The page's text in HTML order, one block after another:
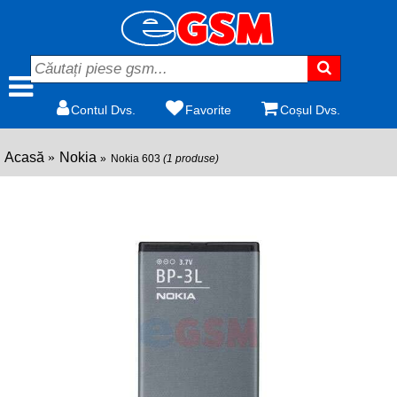
Contul Dvs. Favorite Coșul Dvs.
Acasă Nokia Nokia 603 (1 produse)